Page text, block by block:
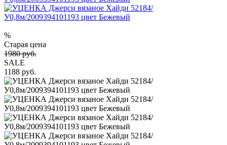
%
Старая цена
1980 руб.
SALE
1188 руб.